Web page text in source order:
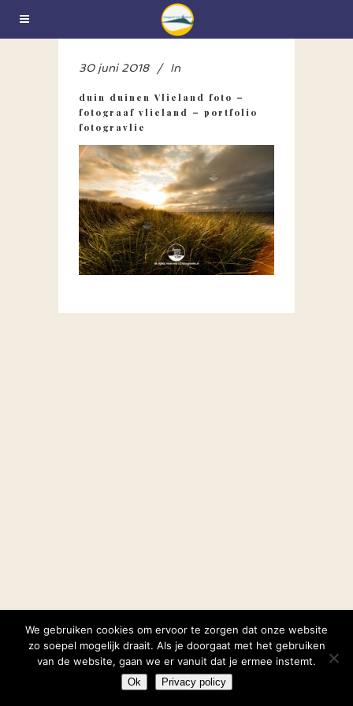
30 juni 2018 In
duin duinen Vlieland foto –
fotograaf vlieland – portfolio
fotogravlie
We gebruiken cookies om ervoor te zorgen dat onze website
zo soepel mogelijk draait. Als je doorgaat met het gebruiken
van de website, gaan we er vanuit dat je ermee instemt.
Ok Privacy policy